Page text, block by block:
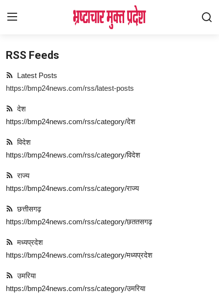
Login
देश
विदेश
राज्य
शिक्षा जगत
सेहत
मनोरंजन
अपराध
RSS Feeds
Latest Posts
https://bmp24news.com/rss/latest-posts
देश
https://bmp24news.com/rss/category/देश
विदेश
https://bmp24news.com/rss/category/विदेश
राज्य
https://bmp24news.com/rss/category/राज्य
छत्तीसगढ़
https://bmp24news.com/rss/category/छततसगढ़
मध्यप्रदेश
https://bmp24news.com/rss/category/मध्यप्रदेश
उमरिया
https://bmp24news.com/rss/category/उमरिया